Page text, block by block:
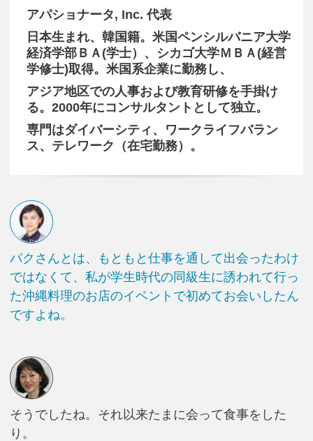
アパショナータ, Inc. 代表
日本生まれ、韓国籍。米国ペンシルバニア大学
経済学部ＢＡ(学士）、シカゴ大学ＭＢＡ(経営
学修士)取得。米国系企業に勤務し、
アジア地区での人事および教育研修を手掛け
る。2000年にコンサルタントとして独立。
専門はダイバーシティ、ワークライフバラン
ス、テレワーク（在宅勤務）。
パクさんとは、もともと仕事を通して出会ったわけ
ではなくて、私が学生時代の同級生に誘われて行っ
た沖縄料理のお店のイベントで初めてお会いしたん
ですよね。
そうでしたね。それ以来たまに会って食事をした
り。